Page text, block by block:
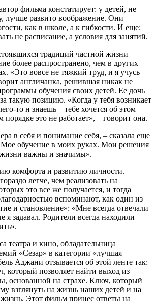
фильма констатирует: у детей, не
лучше развито воображение. Они
как в школе, а к гибкости. И еще:
не расписание, а условия для занятий.
традиций частной жизни
более распространено, чем в других
«Это вовсе не тяжкий труд, и я учусь
англичанка, решившая никак не
обучения своих детей. Ее дочь
такую позицию. «Когда у тебя возникает
то н знаешь – тебе хочется об этом
порядке это не работает», – говорит она.
в себя и понимание себя, – сказала еще
Мое обучение в моих руках. Мои решения
важны и значимы».
комфорта и развитию личности.
легче, чем реализовать на
это все же получается, и тогда
вспоминают, как один из
и становление»: «Мне всегда отвечали
я задавал. Родители всегда находили
театра и кино, обладательница
«Сезар» в категории «лучшая
Аджани отзывается об этой ленте так:
который позволяет найти выход из
основанной на страхе. Ключ, который
взглянуть на жизнь наших детей и на
Этот фильм принес ответы на